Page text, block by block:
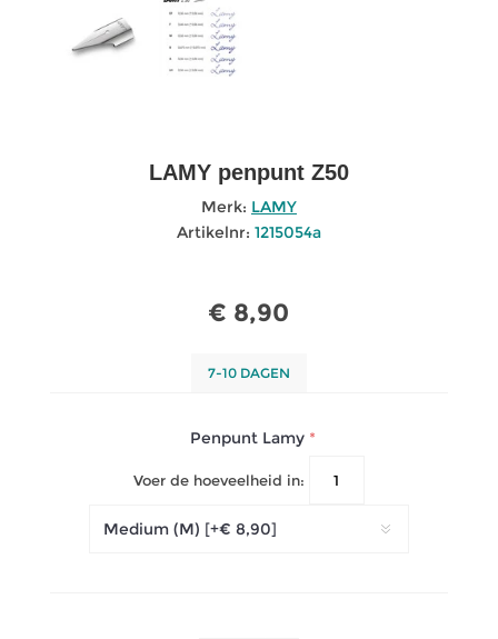
LAMY penpunt Z50
Merk: LAMY
Artikelnr: 1215054a
€ 8,90
7-10 DAGEN
Penpunt Lamy *
Voer de hoeveelheid in: